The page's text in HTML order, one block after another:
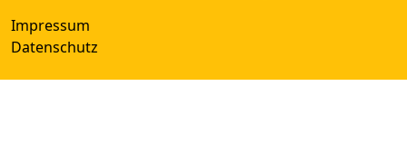
Impressum
Datenschutz